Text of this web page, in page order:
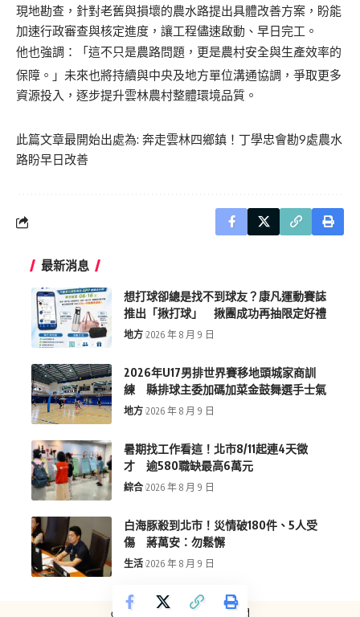
現地勘查，針對老舊與損壞的農水路提出具體改善方案，盼能
加速行政審查與核定進度，讓工程儘速啟動、早日完工。
他也強調：「這不只是農路問題，更是農村安全與生產效率的
保障。」未來也將持續與中央及地方單位溝通協調，爭取更多
資源投入，逐步提升雲林農村整體環境品質。
此篇文章最開始出處為: 奔走雲林四鄉鎮！丁學忠會勘9處農水
路盼早日改善
最新消息
想打球卻總是找不到球友？康凡運動賽誌
推出「揪打球」 揪團成功再抽限定好禮
地方 2026 年 8 月 9 日
2026年U17男排世界賽移地頭城家商訓
練 縣排球主委加碼加菜金鼓舞選手士氣
地方 2026 年 8 月 9 日
暑期找工作看這！北市8/11起連4天徵
才 逾580職缺最高6萬元
綜合 2026 年 8 月 9 日
白海豚殺到北市！災情破180件、5人受
傷 蔣萬安：勿鬆懈
生活 2026 年 8 月 9 日
copyright © more-new.tw 墨新聞